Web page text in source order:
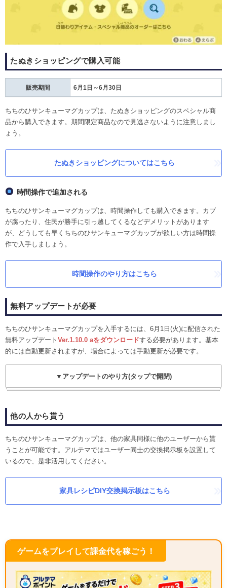
たぬきショッピングで購入可能
販売期間 6月1日～6月30日
ちちのひサンキューマグカップは、たぬきショッピングのスペシャル商
品から購入できます。期間限定商品なので見逃さないように注意しまし
ょう。
たぬきショッピングについてはこちら
時間操作で追加される
ちちのひサンキューマグカップは、時間操作しても購入できます。カブ
が腐ったり、住民が勝手に引っ越してくるなどデメリットがあります
が、どうしても早くちちのひサンキューマグカップが欲しい方は時間操
作で入手しましょう。
時間操作のやり方はこちら
無料アップデートが必要
ちちのひサンキューマグカップを入手するには、6月1日(火)に配信された
無料アップデート Ver.1.10.0 aをダウンロードする必要があります。基本
的には自動更新されますが、場合によっては手動更新が必要です。
▼アップデートのやり方(タップで開閉)
他の人から貰う
ちちのひサンキューマグカップは、他の家具同様に他のユーザーから貰
うことが可能です。アルテマではユーザー同士の交換掲示板を設置して
いるので、是非活用してください。
家具レシピDIY交換掲示板はこちら
ゲームをプレイして課金代を稼ごう！